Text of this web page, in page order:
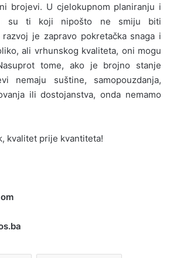
brojevi. U cjelokupnom planiranju i
su ti koji nipošto ne smiju biti
je zapravo pokretačka snaga i
ali vrhunskog kvaliteta, oni mogu
tome, ako je brojno stanje
nemaju suštine, samopouzdanja,
ili dostojanstva, onda nemamo
kvalitet prije kvantiteta!